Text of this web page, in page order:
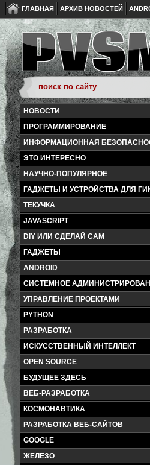
ГЛАВНАЯ АРХИВ НОВОСТЕЙ
НОВОСТИ
ПРОГРАММИРОВАНИЕ
ИНФОРМАЦИОННАЯ
ЭТО ИНТЕРЕСНО
НАУЧНО-ПОПУЛЯРНОЕ
ГАДЖЕТЫ И УСТРОЙСТВА ДЛЯ
ТЕКУЧКА
JAVASCRIPT
DIY ИЛИ СДЕЛАЙ САМ
ГАДЖЕТЫ
ANDROID
СИСТЕМНОЕ
УПРАВЛЕНИЕ ПРОЕКТАМИ
PYTHON
РАЗРАБОТКА
ИСКУССТВЕННЫЙ ИНТЕЛЛЕКТ
OPEN SOURCE
БУДУЩЕЕ ЗДЕСЬ
ВЕБ-РАЗРАБОТКА
КОСМОНАВТИКА
РАЗРАБОТКА ВЕБ-САЙТОВ
GOOGLE
ЖЕЛЕЗО